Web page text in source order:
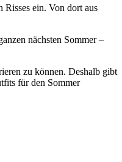
ein. Von dort aus
nächsten Sommer –
zu können. Deshalb gibt
für den Sommer